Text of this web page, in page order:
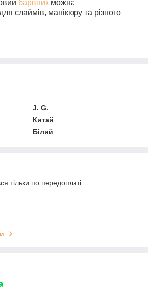
барвник можна
слаймів, манікюру та різного
J. G.
Китай
Білий
тільки по передоплаті.